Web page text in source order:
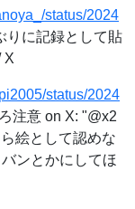
status/2024
りに記録として貼
X
status/2024
注意 on X: "@x2
絵として認めな
ンとかにしてほ